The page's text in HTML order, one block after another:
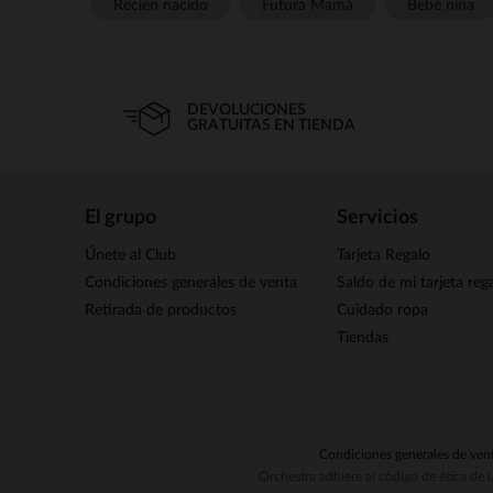
DEVOLUCIONES
GRATUITAS EN TIENDA
El grupo
Únete al Club
Condiciones generales de venta
Retirada de productos
Servicios
Tarjeta Regalo
Saldo de mi tarjeta
Cuidado ropa
Tiendas
Condiciones generales de